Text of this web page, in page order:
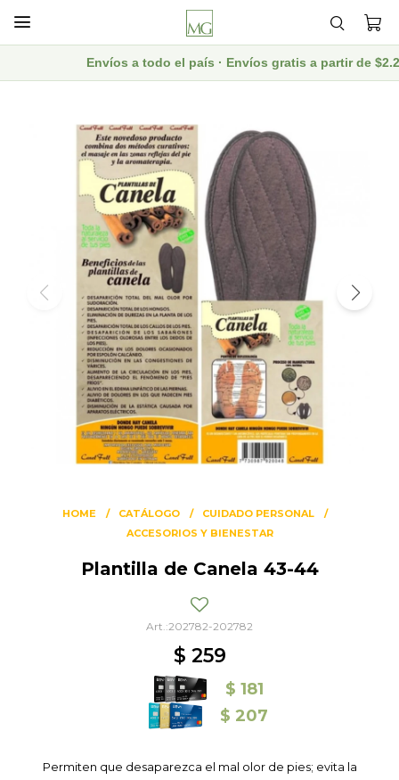

Envíos a todo el país · Envíos gratis a partir de
HOME CATÁLOGO
CUIDADO PERSONAL
ACCESORIOS Y BIENESTAR
Plantilla de Canela 43-44
202782-202782
$ 259
$ 181
$ 207
Permiten que desaparezca el mal olor de pies; evita la